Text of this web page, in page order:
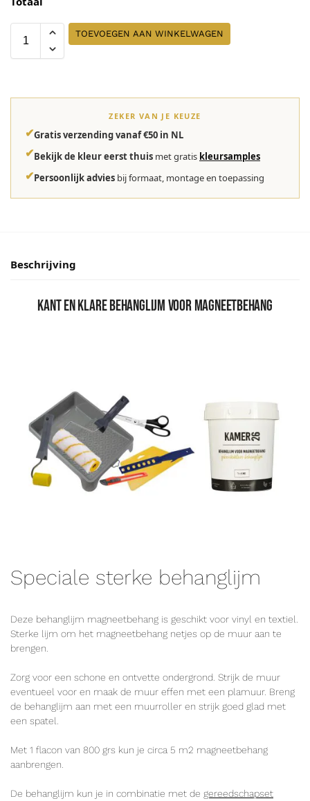
TOEVOEGEN AAN WINKELWAGEN
ZEKER VAN JE KEUZE
✔Gratis verzending vanaf €50 in NL
✔Bekijk de kleur eerst thuis met gratis kleursamples
✔Persoonlijk advies bij formaat, montage en toepassing
Beschrijving
Kant en klare behanglijm voor magneetbehang
Speciale sterke behanglijm
Deze behanglijm magneetbehang is geschikt voor vinyl en textiel.
Sterke lijm om het magneetbehang netjes op de muur aan te
brengen.
Zorg voor een schone en ontvette ondergrond. Strijk de muur
eventueel voor en maak de muur effen met een plamuur. Breng
de behanglijm aan met een muurroller en strijk goed glad met
een spatel.
Met 1 flacon van 800 grs kun je circa 5 m2 magneetbehang
aanbrengen.
De behanglijm kun je in combinatie met de gereedschapset